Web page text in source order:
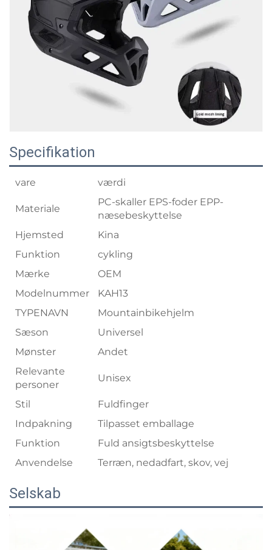
Specifikation
vare værdi
Materiale
PC-skaller EPS-foder EPP-
næsebeskyttelse
Hjemsted
Kina
Funktion
cykling
Mærke
OEM
Modelnummer
KAH13
TYPENAVN
Mountainbikehjelm
Sæson
Universel
Mønster
Andet
Relevante
personer
Unisex
Stil
Fuldfinger
Indpakning
Tilpasset emballage
Funktion
Fuld ansigtsbeskyttelse
Anvendelse
Terræn, nedadfart, skov, vej
Selskab